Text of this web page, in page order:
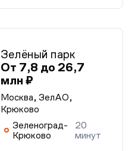
Зелёный парк
От 7,8 до 26,7
млн ₽
Москва, ЗелАО,
Крюково
Зеленоград-
Крюково
20
минут